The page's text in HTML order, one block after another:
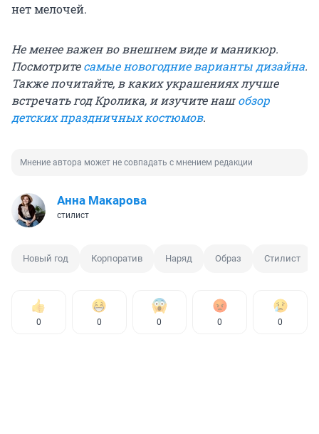
нет мелочей.
Не менее важен во внешнем виде и маникюр.
Посмотритесамые новогодние варианты дизайна.
Также почитайте, в каких украшенияхлучше
встречать год Кролика, и изучите нашобзор
детских праздничных костюмов.
Мнение автора может не совпадать с мнением редакции
Анна Макарова
стилист
Новый год Корпоратив Наряд Образ Стилист
0 0 0 0 0